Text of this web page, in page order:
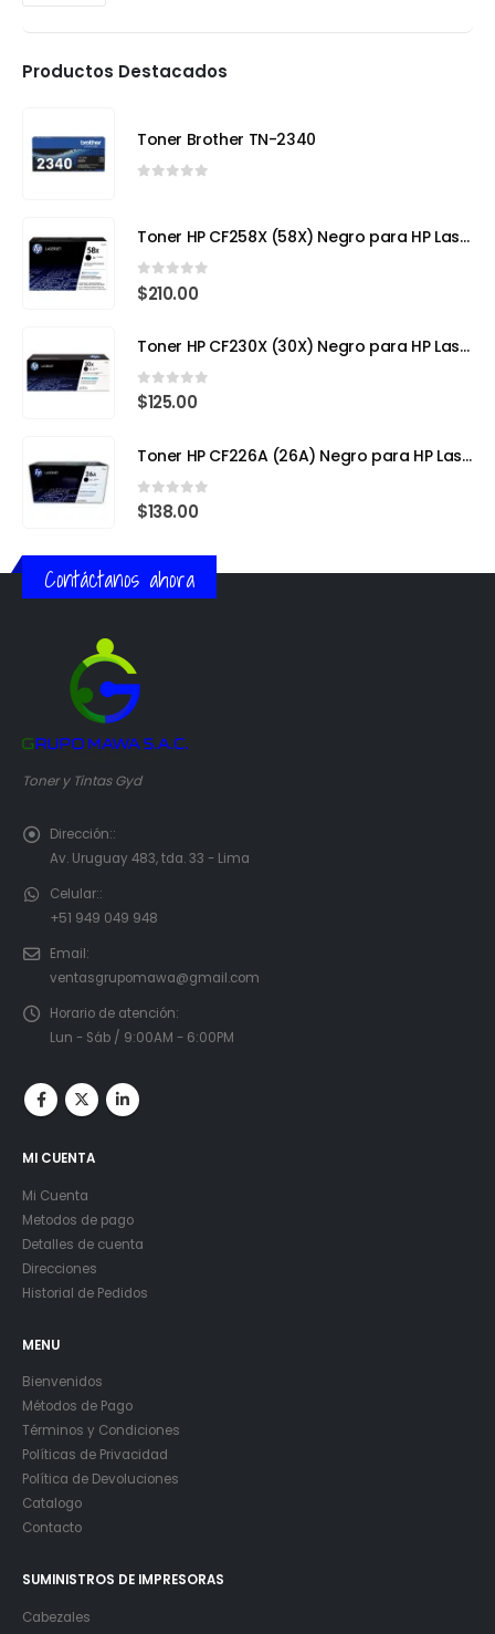
Productos Destacados
Toner Brother TN-2340
Toner HP CF258X (58X) Negro para HP LaserJet Pro
0 out of 5
$210.00
Toner HP CF230X (30X) Negro para HP LaserJet Pro
0out of 5
$125.00
Toner HP CF226A (26A) Negro para HP LaserJet Pro M402
0out of 5
$138.00
Contáctanos ahora
Toner y Tintas Gyd
Dirección::
Av. Uruguay 483, tda. 33 - Lima
Celular::
+51 949 049 948
Email:
ventasgrupomawa@gmail.com
Horario de atención:
Lun - Sáb / 9:00AM - 6:00PM
MI CUENTA
Mi Cuenta
Metodos de pago
Detalles de cuenta
Direcciones
Historial de Pedidos
MENU
Bienvenidos
Métodos de Pago
Términos y Condiciones
Políticas de Privacidad
Política de Devoluciones
Catalogo
Contacto
SUMINISTROS DE IMPRESORAS
Cabezales